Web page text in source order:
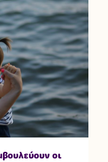
οι